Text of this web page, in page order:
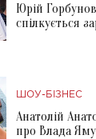
Юрій
спілкується
ШОУ-БІЗНЕС
Анатолій
про Влада